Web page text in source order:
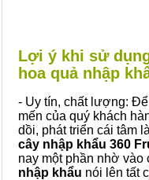
Lợi ý khi sử
hoa quả nhập
- Uy tín, chất lượng:
mến của quý khách
dồi, phát triển cái tâm
cây nhập khẩu 360
nay một phần nhờ
nhập khẩu nói lên tất